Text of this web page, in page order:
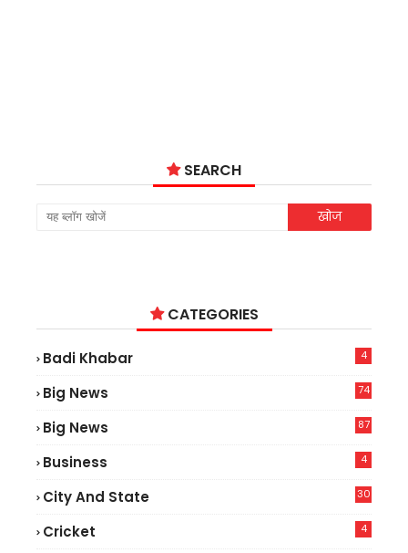
SEARCH
CATEGORIES
Badi Khabar 4
Big News
74
Big News
87
Business 4
City And State 30
Cricket 4